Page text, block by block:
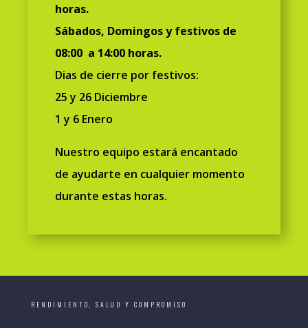
horas.
Sábados, Domingos y festivos de
08:00 a 14:00 horas.
Dias de cierre por festivos:
25 y 26 Diciembre
1 y 6 Enero
Nuestro equipo estará encantado
de ayudarte en cualquier momento
durante estas horas.
RENDIMIENTO, SALUD Y COMPROMISO